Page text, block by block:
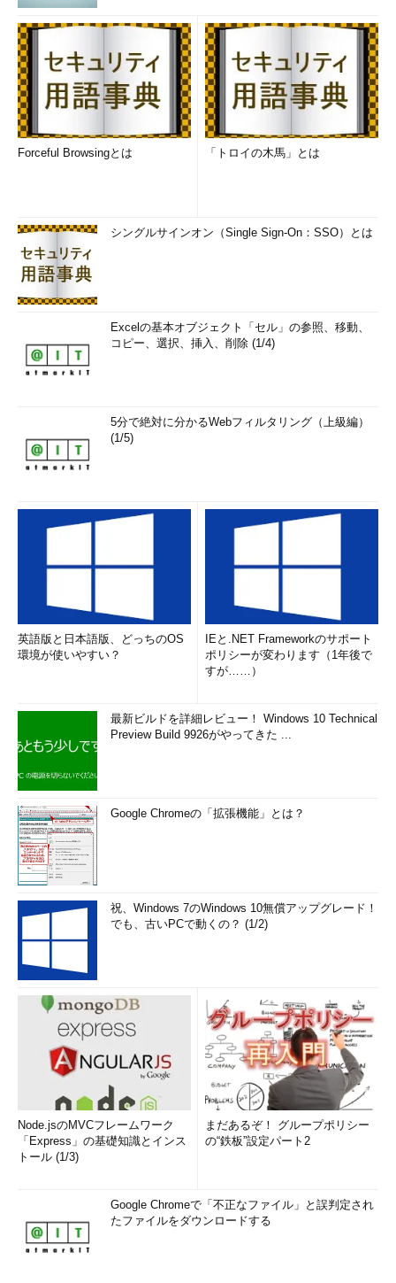
Forceful Browsingとは 「トロイの木馬」とは
シングルサインオン（Single Sign-On：SSO）とは
Excelの基本オブジェクト「セル」の参照、移動、
コピー、選択、挿入、削除 (1/4)
5分で絶対に分かるWebフィルタリング（上級編）
(1/5)
英語版と日本語版、どっちのOS
環境が使いやすい？
IEと.NET Frameworkのサポート
ポリシーが変わります（1年後で
すが……）
最新ビルドを詳細レビュー！ Windows 10 Technical
Preview Build 9926がやってきた ...
Google Chromeの「拡張機能」とは？
祝、Windows 7のWindows 10無償アップグレード！
でも、古いPCで動くの？ (1/2)
Node.jsのMVCフレームワーク
「Express」の基礎知識とインス
トール (1/3)
まだあるぞ！ グループポリシー
の“鉄板”設定パート2
Google Chromeで「不正なファイル」と誤判定され
たファイルをダウンロードする